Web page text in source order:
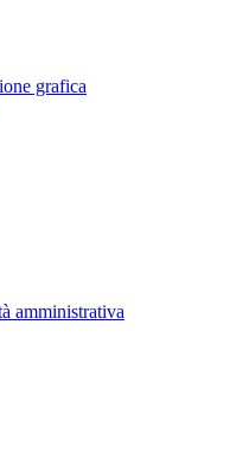
grafica
amministrativa